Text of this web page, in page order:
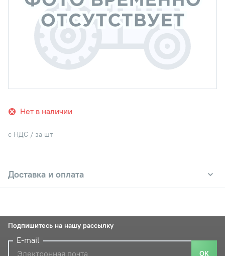
Нет в наличии
с НДС / за шт
Доставка и оплата
Подпишитесь на нашу рассылку
E-mail
ОК